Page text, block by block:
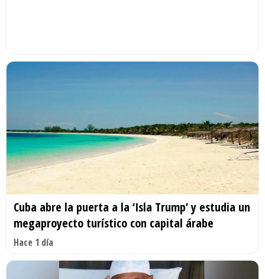
Cuba abre la puerta a la ‘Isla Trump’ y estudia un
megaproyecto turístico con capital árabe
Hace 1 día